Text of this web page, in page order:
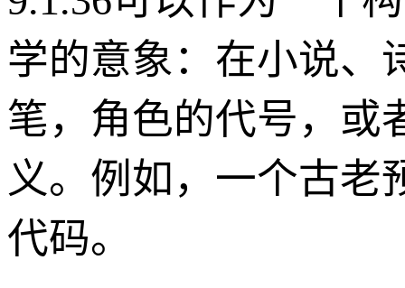
学的意象：在小说、
笔，角色的代号，或
义。例如，一个古老
代码。